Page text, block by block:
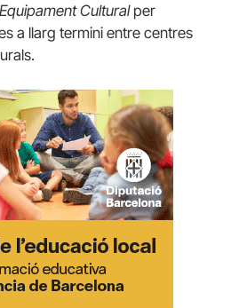
Culturalper
a llarg termini entre centres